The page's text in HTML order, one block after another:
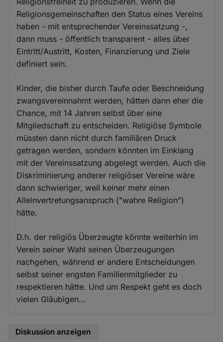
Religionsgemeinschaften den Status eines Vereins
haben - mit entsprechender Vereinssatzung -,
dann muss - öffentlich transparent - alles über
Eintritt/Austritt, Kosten, Finanzierung und Ziele
definiert sein.
Kinder, die bisher durch Taufe oder Beschneidung
zwangsvereinnahmt werden, hätten dann eher die
Chance, mit 14 Jahren selbst über eine
Mitgliedschaft zu entscheiden. Religiöse Symbole
müssten dann nicht durch familiären Druck
getragen werden, sondern könnten im Einklang
mit der Vereinssatzung abgelegt werden. Auch die
Diskriminierung anderer religiöser Vereine wäre
dann schwieriger, weil keiner mehr einen
Alleinvertretungsanspruch ("wahre Religion")
hätte.
D.h. der religiös Überzeugte könnte weiterhin im
Verein seiner Wahl seinen Überzeugungen
nachgehen, während er andere Entscheidungen
selbst seiner engsten Familienmitglieder zu
respektieren hätte. Und um Respekt geht es doch
vielen Gläubigen...
Diskussion anzeigen